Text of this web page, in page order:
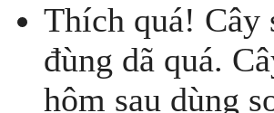
Thích quá! Cây
đùng dã quá.
hôm sau dùng